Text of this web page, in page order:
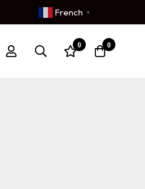
French ▼
0 0